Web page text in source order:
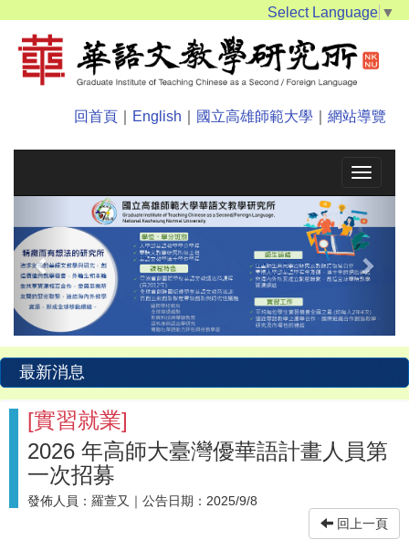
Select Language ▼
回首頁 English 國立高雄師範大學 網站導覽
Toggle
Previous Next
最新消息
[實習就業]
2026 年高師大臺灣優華語計畫人員第
一次招募
發佈人員： 羅萱又 ｜公告日期： 2025/9/8
回上一頁